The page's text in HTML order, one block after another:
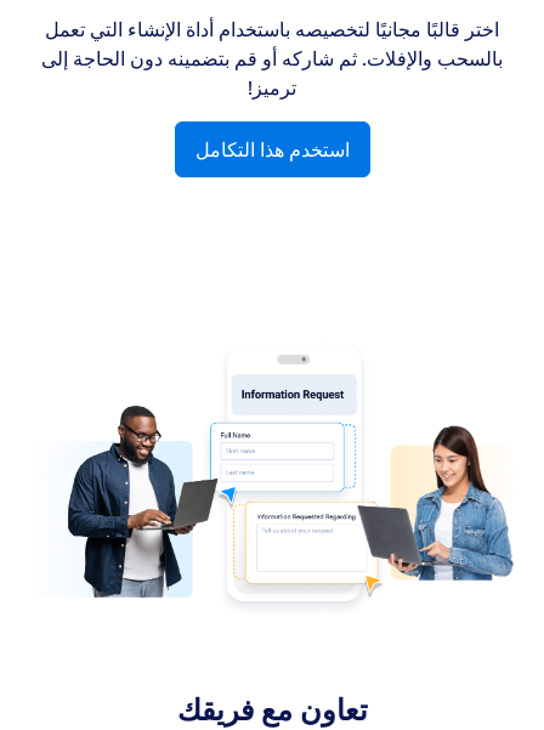
اختر قالبًا مجانيًا لتخصيصه باستخدام أداة الإنشاء التي تعمل
بالسحب والإفلات. ثم شاركه أو قم بتضمينه دون الحاجة إلى
ترميز!
استخدم هذا التكامل
تعاون مع فريقك